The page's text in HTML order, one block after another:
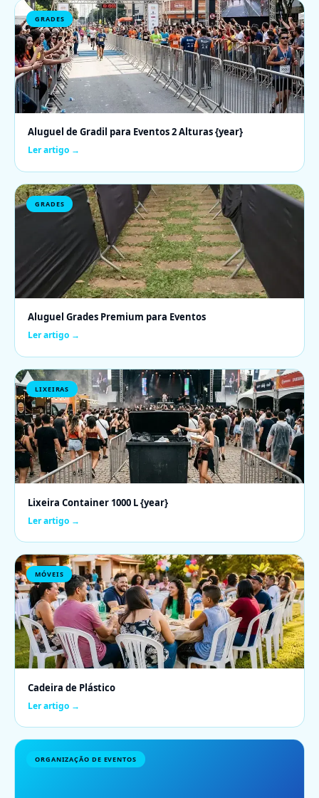
GRADES
Aluguel de Gradil para Eventos 2 Alturas {year}
Ler artigo →
GRADES
Aluguel Grades Premium para Eventos
Ler artigo →
LIXEIRAS
Lixeira Container 1000 L {year}
Ler artigo →
MÓVEIS
Cadeira de Plástico
Ler artigo →
ORGANIZAÇÃO DE EVENTOS